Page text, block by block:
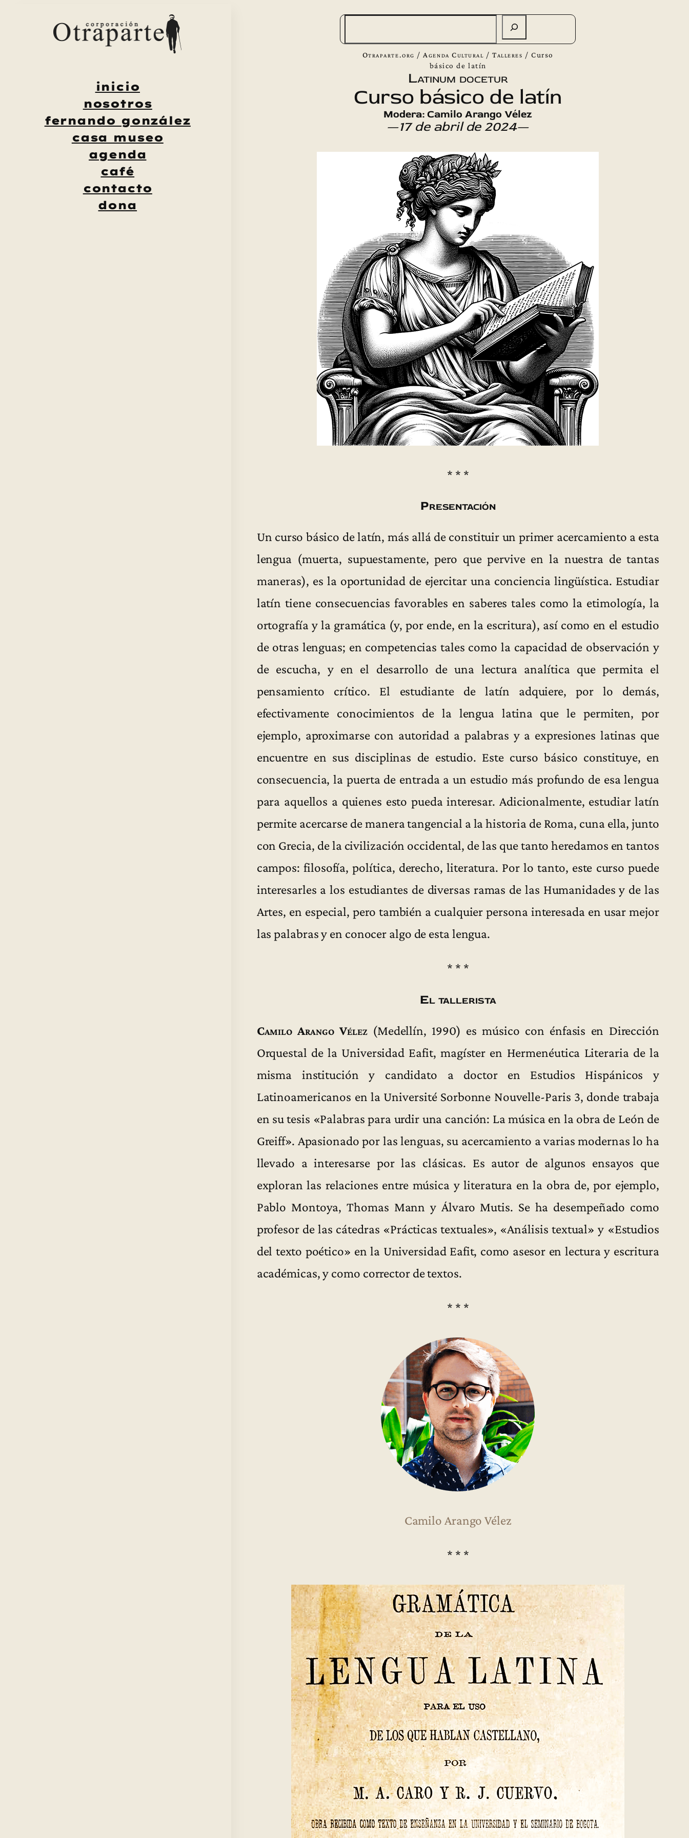
inicio
nosotros
fernando gonzález
casa museo
agenda
café
contacto
dona
Otraparte.org / Agenda Cultural /Talleres /Curso
básico de latín
Latinum docetur
Curso básico de latín
Modera: Camilo Arango Vélez
—17 de abril de 2024—
* * *
Presentación
Un curso básico de latín, más allá de constituir un primer acercamiento a esta
lengua (muerta, supuestamente, pero que pervive en la nuestra de tantas
maneras), es la oportunidad de ejercitar una conciencia lingüística. Estudiar
latín tiene consecuencias favorables en saberes tales como la etimología, la
ortografía y la gramática (y, por ende, en la escritura), así como en el estudio
de otras lenguas; en competencias tales como la capacidad de observación y
de escucha, y en el desarrollo de una lectura analítica que permita el
pensamiento crítico. El estudiante de latín adquiere, por lo demás,
efectivamente conocimientos de la lengua latina que le permiten, por
ejemplo, aproximarse con autoridad a palabras y a expresiones latinas que
encuentre en sus disciplinas de estudio. Este curso básico constituye, en
consecuencia, la puerta de entrada a un estudio más profundo de esa lengua
para aquellos a quienes esto pueda interesar. Adicionalmente, estudiar latín
permite acercarse de manera tangencial a la historia de Roma, cuna ella, junto
con Grecia, de la civilización occidental, de las que tanto heredamos en tantos
campos: filosofía, política, derecho, literatura. Por lo tanto, este curso puede
interesarles a los estudiantes de diversas ramas de las Humanidades y de las
Artes, en especial, pero también a cualquier persona interesada en usar mejor
las palabras y en conocer algo de esta lengua.
* * *
El tallerista
Camilo Arango Vélez(Medellín, 1990) es músico con énfasis en Dirección
Orquestal de la Universidad Eafit, magíster en Hermenéutica Literaria de la
misma institución y candidato a doctor en Estudios Hispánicos y
Latinoamericanos en la Université Sorbonne Nouvelle-Paris 3, donde trabaja
en su tesis «Palabras para urdir una canción: La música en la obra de León de
Greiff». Apasionado por las lenguas, su acercamiento a varias modernas lo ha
llevado a interesarse por las clásicas. Es autor de algunos ensayos que
exploran las relaciones entre música y literatura en la obra de, por ejemplo,
Pablo Montoya, Thomas Mann y Álvaro Mutis. Se ha desempeñado como
profesor de las cátedras «Prácticas textuales», «Análisis textual» y «Estudios
del texto poético» en la Universidad Eafit, como asesor en lectura y escritura
académicas, y como corrector de textos.
* * *
Camilo Arango Vélez
* * *